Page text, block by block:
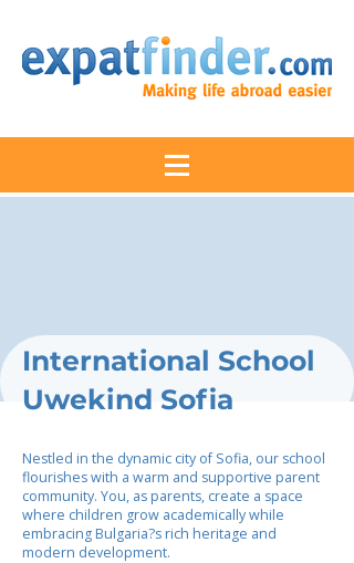
International School
Uwekind Sofia
Nestled in the dynamic city of Sofia, our school
flourishes with a warm and supportive parent
community. You, as parents, create a space
where children grow academically while
embracing Bulgaria?s rich heritage and
modern development.